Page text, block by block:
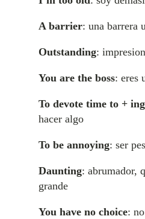
A barrier: una barrera
Outstanding:
You are the boss: eres
To devote time to + ing
hacer algo
To be annoying: ser
Daunting: abrumador,
grande
You have no choice: